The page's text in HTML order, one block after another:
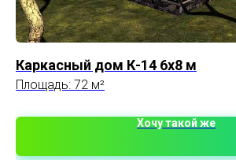
Каркасный дом К-14 6х8 м
Площадь: 72 м²
Хочу такой же